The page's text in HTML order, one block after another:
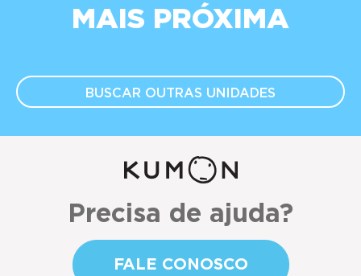
MAIS PRÓXIMA
BUSCAR OUTRAS UNIDADES
Precisa de ajuda?
FALE CONOSCO